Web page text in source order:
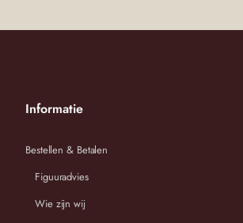
Informatie
Bestellen & Betalen
Figuuradvies
Wie zijn wij